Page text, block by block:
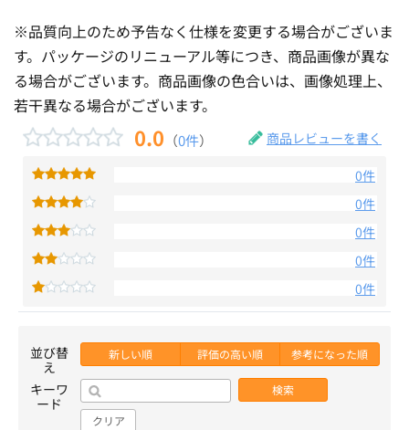
※品質向上のため予告なく仕様を変更する場合がございま
す。パッケージのリニューアル等につき、商品画像が異な
る場合がございます。商品画像の色合いは、画像処理上、
若干異なる場合がございます。
0.0 （0件） 商品レビューを書く
0件
0件
0件
0件
0件
並び替
え
新しい順 評価の高い順 参考になった順
キーワ
ード
検索
クリア